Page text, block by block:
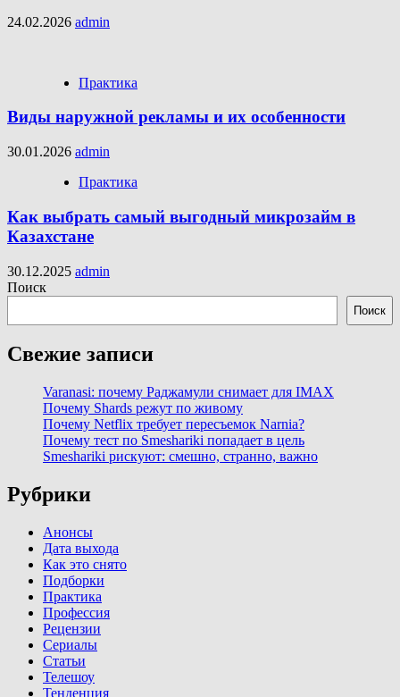
24.02.2026 admin
Практика
Виды наружной рекламы и их особенности
30.01.2026 admin
Практика
Как выбрать самый выгодный микрозайм в
Казахстане
30.12.2025 admin
Поиск
Поиск
Свежие записи
Varanasi: почему Раджамули снимает для IMAX
Почему Shards режут по живому
Почему Netflix требует пересъемок Narnia?
Почему тест по Smeshariki попадает в цель
Smeshariki рискуют: смешно, странно, важно
Рубрики
Анонсы
Дата выхода
Как это снято
Подборки
Практика
Профессия
Рецензии
Сериалы
Статьи
Телешоу
Тенденция